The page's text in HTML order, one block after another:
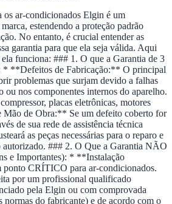
os ar-condicionados Elgin é um
estendendo a proteção padrão
No entanto, é crucial entender as
garantia para que ela seja válida. Aqui
funciona: ### 1. O que a Garantia de 3
* **Defeitos de Fabricação:** O principal
problemas que surjam devido a falhas
ou nos componentes internos do aparelho.
placas eletrônicas, motores
Mão de Obra:** Se um defeito coberto for
de sua rede de assistência técnica
as peças necessárias para o reparo e
autorizado. ### 2. O Que a Garantia NÃO
e Importantes): * **Instalação
ponto CRÍTICO para ar-condicionados.
por um profissional qualificado
pela Elgin ou com comprovada
normas do fabricante) e de acordo com o